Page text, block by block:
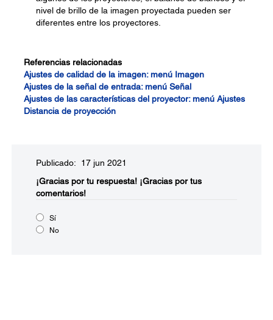
nivel de brillo de la imagen proyectada pueden ser
diferentes entre los proyectores.
Referencias relacionadas
Ajustes de calidad de la imagen: menú Imagen
Ajustes de la señal de entrada: menú Señal
Ajustes de las características del proyector: menú Ajustes
Distancia de proyección
Publicado: 17 jun 2021
¡Gracias por tu respuesta! ¡Gracias por tus
comentarios!
Sí
No